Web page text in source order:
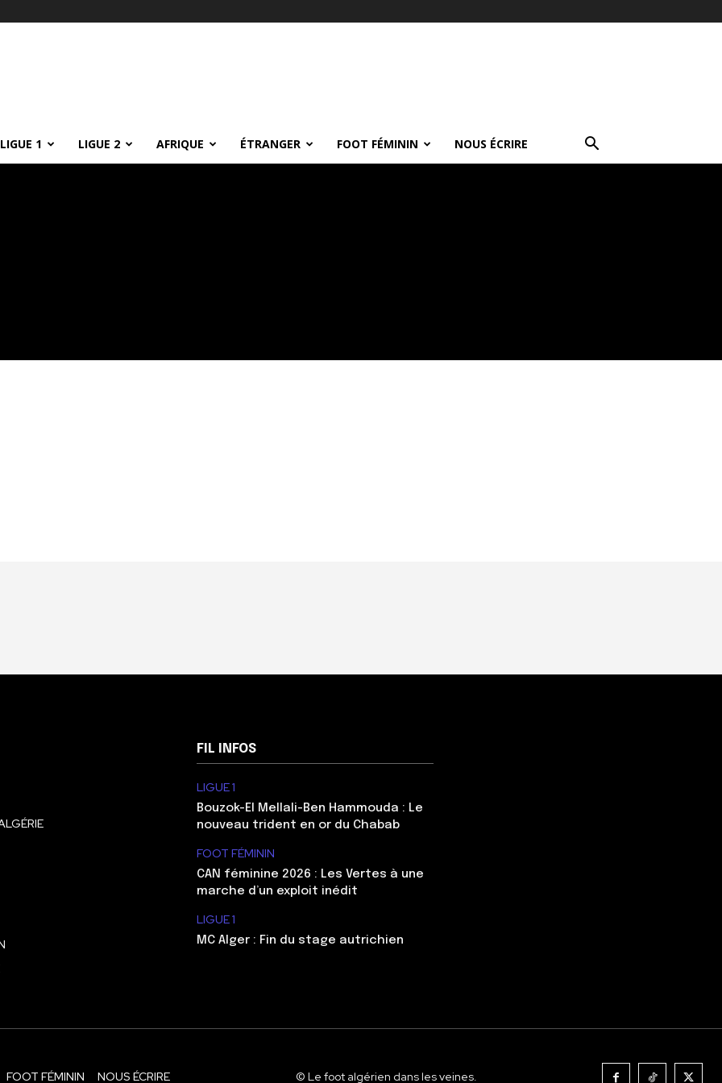
LIGUE 1 LIGUE 2 AFRIQUE ÉTRANGER FOOT FÉMININ NOUS ÉCRIRE
FIL INFOS
LIGUE 1
Bouzok-El Mellali-Ben Hammouda : Le
nouveau trident en or du Chabab
FOOT FÉMININ
CAN féminine 2026 : Les Vertes à une
marche d’un exploit inédit
LIGUE 1
MC Alger : Fin du stage autrichien
FOOT FÉMININ NOUS ÉCRIRE © Le foot algérien dans les veines.